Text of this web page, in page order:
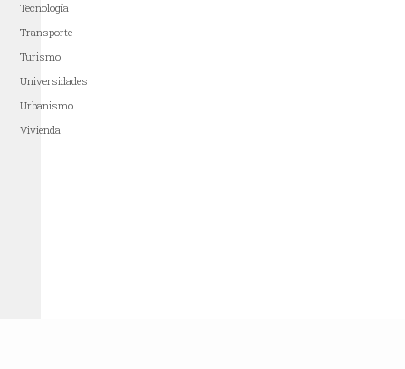
Tecnología
Transporte
Turismo
Universidades
Urbanismo
Vivienda